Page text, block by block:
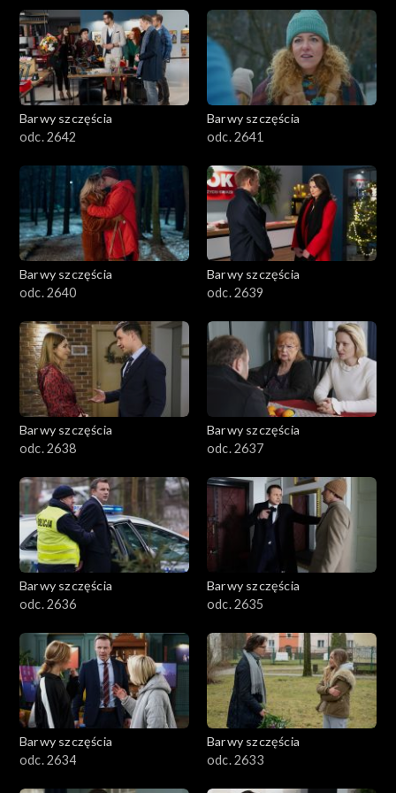
Barwy szczęścia
odc. 2642
Barwy szczęścia
odc. 2641
Barwy szczęścia
odc. 2640
Barwy szczęścia
odc. 2639
Barwy szczęścia
odc. 2638
Barwy szczęścia
odc. 2637
Barwy szczęścia
odc. 2636
Barwy szczęścia
odc. 2635
Barwy szczęścia
odc. 2634
Barwy szczęścia
odc. 2633